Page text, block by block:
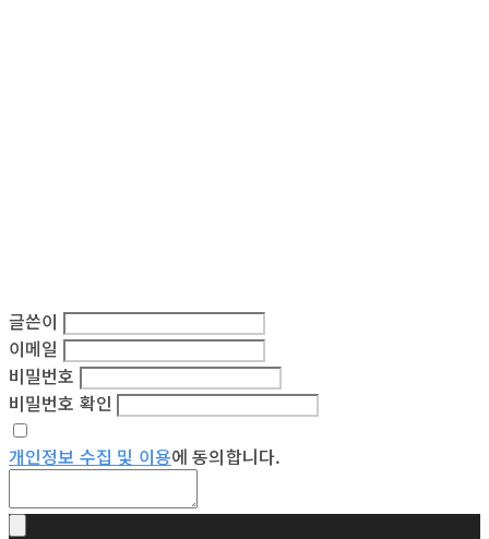
글쓴이
이메일
비밀번호
비밀번호 확인
개인정보 수집 및 이용에 동의합니다.